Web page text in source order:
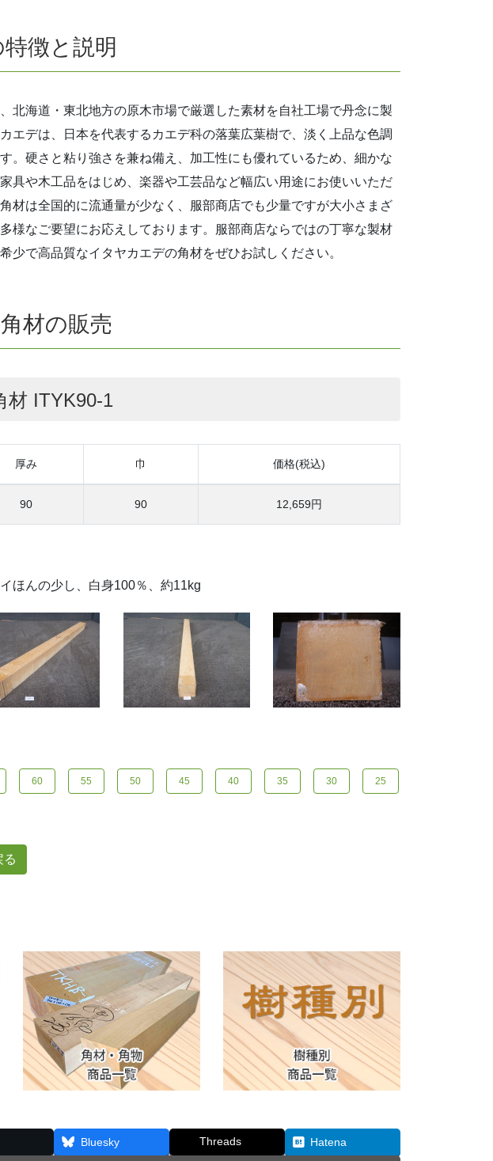
徴と説明
北海道・東北地方の原木市場で厳選した素材を自社工場で丹念に製
エデは、日本を代表するカエデ科の落葉広葉樹で、淡く上品な色調
。硬さと粘り強さを兼ね備え、加工性にも優れているため、細かな
具や木工品をはじめ、楽器や工芸品など幅広い用途にお使いいただ
材は全国的に流通量が少なく、服部商店でも少量ですが大小さまざ
様なご要望にお応えしております。服部商店ならではの丁寧な製材
少で高品質なイタヤカエデの角材をぜひお試しください。
材の販売
材 ITYK90-1
厚み 巾 価格(税込)
90 90 12,659円
ほんの少し、白身100％、約11kg
60 55 50 45 40 35 30 25
Bluesky Threads Hatena